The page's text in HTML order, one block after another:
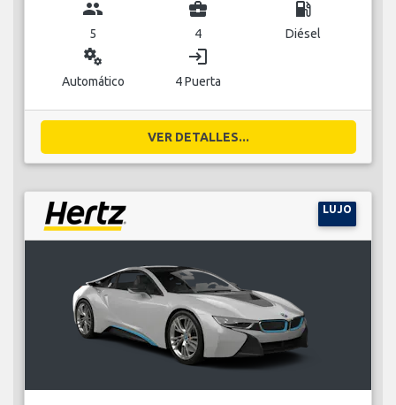
group
5
business_center
4
local_gas_station
Diésel
miscellaneous_services
Automático
login
4 Puerta
VER DETALLES...
LUJO